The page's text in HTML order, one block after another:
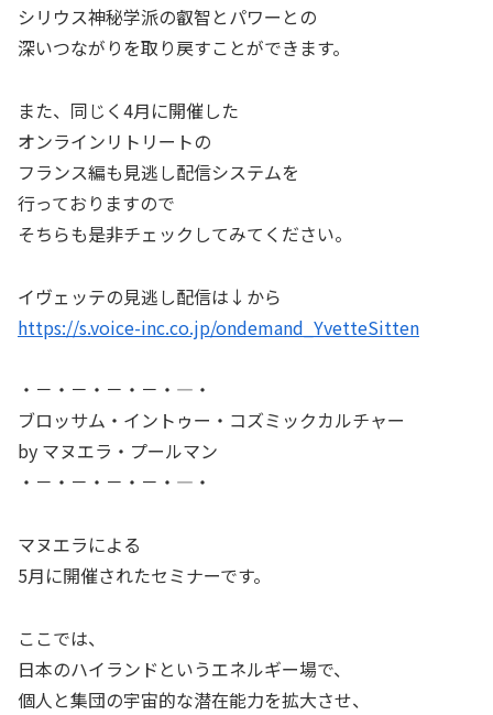
シリウス神秘学派の叡智とパワーとの
深いつながりを取り戻すことができます。
また、同じく4月に開催した
オンラインリトリートの
フランス編も見逃し配信システムを
行っておりますので
そちらも是非チェックしてみてください。
イヴェッテの見逃し配信は↓から
https://s.voice-inc.co.jp/ondemand_YvetteSitten
・－・－・－・－・―・
ブロッサム・イントゥー・コズミックカルチャー
by マヌエラ・プールマン
・－・－・－・－・―・
マヌエラによる
5月に開催されたセミナーです。
ここでは、
日本のハイランドというエネルギー場で、
個人と集団の宇宙的な潜在能力を拡大させ、